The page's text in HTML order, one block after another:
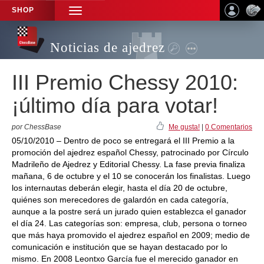
SHOP
TOGGLE
NAVIGATION
Noticias de ajedrez
III Premio Chessy 2010:
¡último día para votar!
por ChessBase Me gusta! 0 Comentarios
05/10/2010 – Dentro de poco se entregará el III Premio a la
promoción del ajedrez español Chessy, patrocinado por Círculo
Madrileño de Ajedrez y Editorial Chessy. La fase previa finaliza
mañana, 6 de octubre y el 10 se conocerán los finalistas. Luego
los internautas deberán elegir, hasta el día 20 de octubre,
quiénes son merecedores de galardón en cada categoría,
aunque a la postre será un jurado quien establezca el ganador
el día 24. Las categorías son: empresa, club, persona o torneo
que más haya promovido el ajedrez español en 2009; medio de
comunicación e institución que se hayan destacado por lo
mismo. En 2008 Leontxo García fue el merecido ganador en